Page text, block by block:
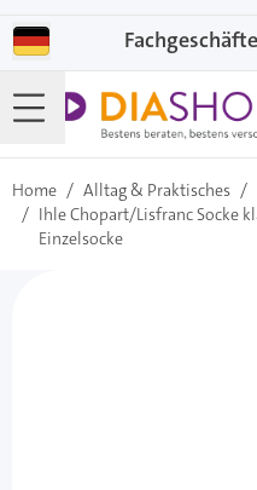
Fachgeschäfte
Home / Alltag & Praktisches /
/ Ihle Chopart/Lisfranc Socke
Einzelsocke